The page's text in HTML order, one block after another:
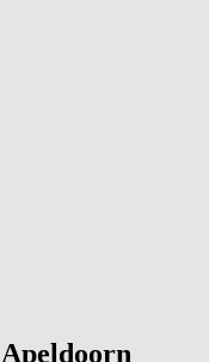
Apeldoorn